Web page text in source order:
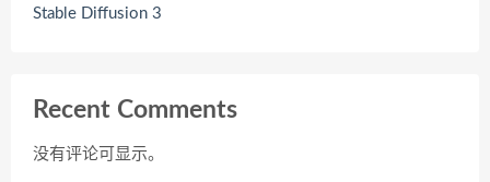
Stable Diffusion 3
Recent Comments
没有评论可显示。